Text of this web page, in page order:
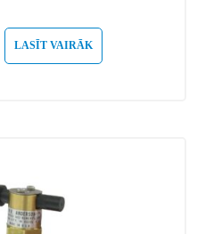
LASĪT VAIRĀK